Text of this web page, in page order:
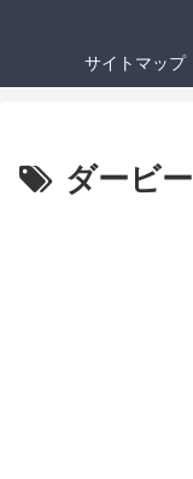
サイトマップ
ダービー